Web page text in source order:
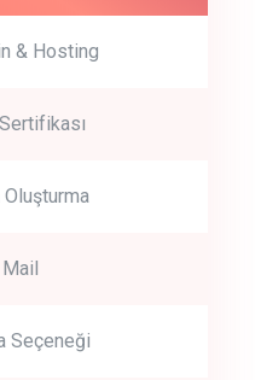
trial no credit card
& Hosting
Seçeneği